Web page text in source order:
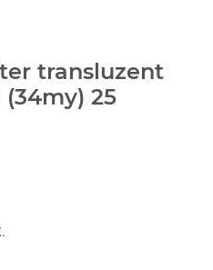
transluzent
(34my) 25